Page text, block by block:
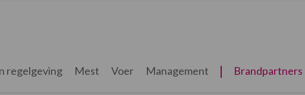
regelgeving Mest Voer Management Brandpartners